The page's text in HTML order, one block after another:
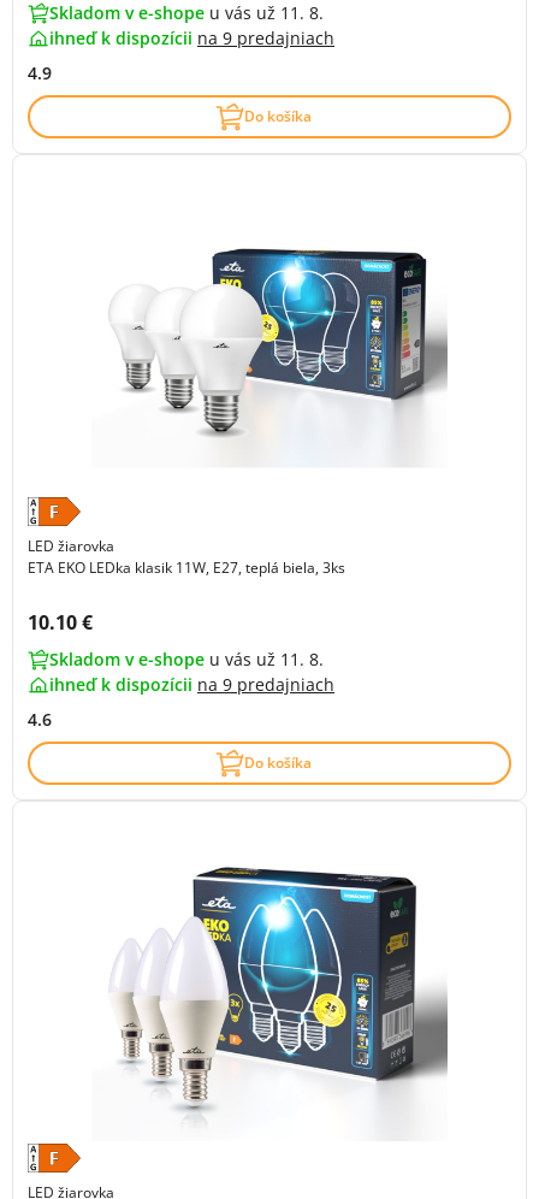
Skladom v e-shope u vás už 11. 8.
ihneď k dispozícii na 9 predajniach
4.9
Do košíka
LED žiarovka
ETA EKO LEDka klasik 11W, E27, teplá biela, 3ks
Cena s DPH:
10.10 €
Skladom v e-shope u vás už 11. 8.
ihneď k dispozícii na 9 predajniach
4.6
Do košíka
LED žiarovka